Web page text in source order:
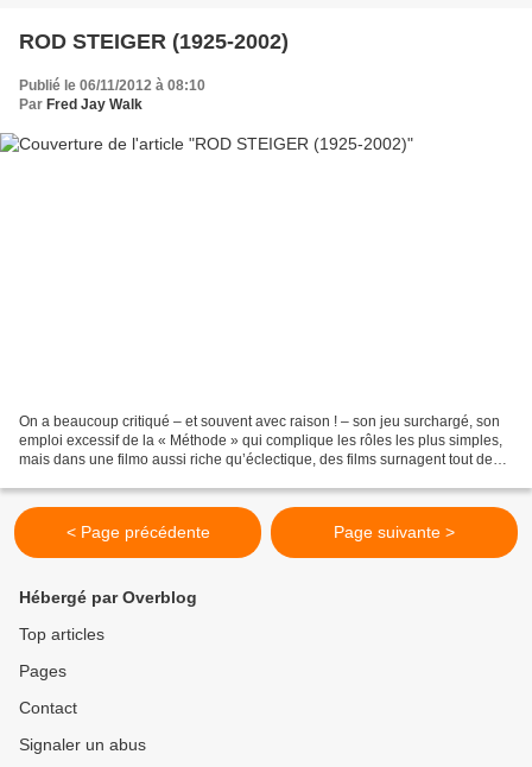
ROD STEIGER (1925-2002)
Publié le 06/11/2012 à 08:10
Par Fred Jay Walk
On a beaucoup critiqué – et souvent avec raison ! – son jeu surchargé, son
emploi excessif de la « Méthode » qui complique les rôles les plus simples,
mais dans une filmo aussi riche qu’éclectique, des films surnagent tout de
< Page précédente Page suivante >
Hébergé par Overblog
Top articles
Pages
Contact
Signaler un abus